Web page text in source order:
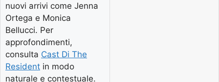
nuovi arrivi come Jenna
Ortega e Monica
Bellucci. Per
approfondimenti,
consulta Cast Di The
Resident in modo
naturale e contestuale.